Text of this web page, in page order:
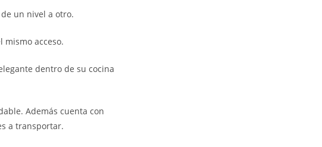
un nivel a otro.
mismo acceso.
dentro de su cocina
Además cuenta con
a transportar.